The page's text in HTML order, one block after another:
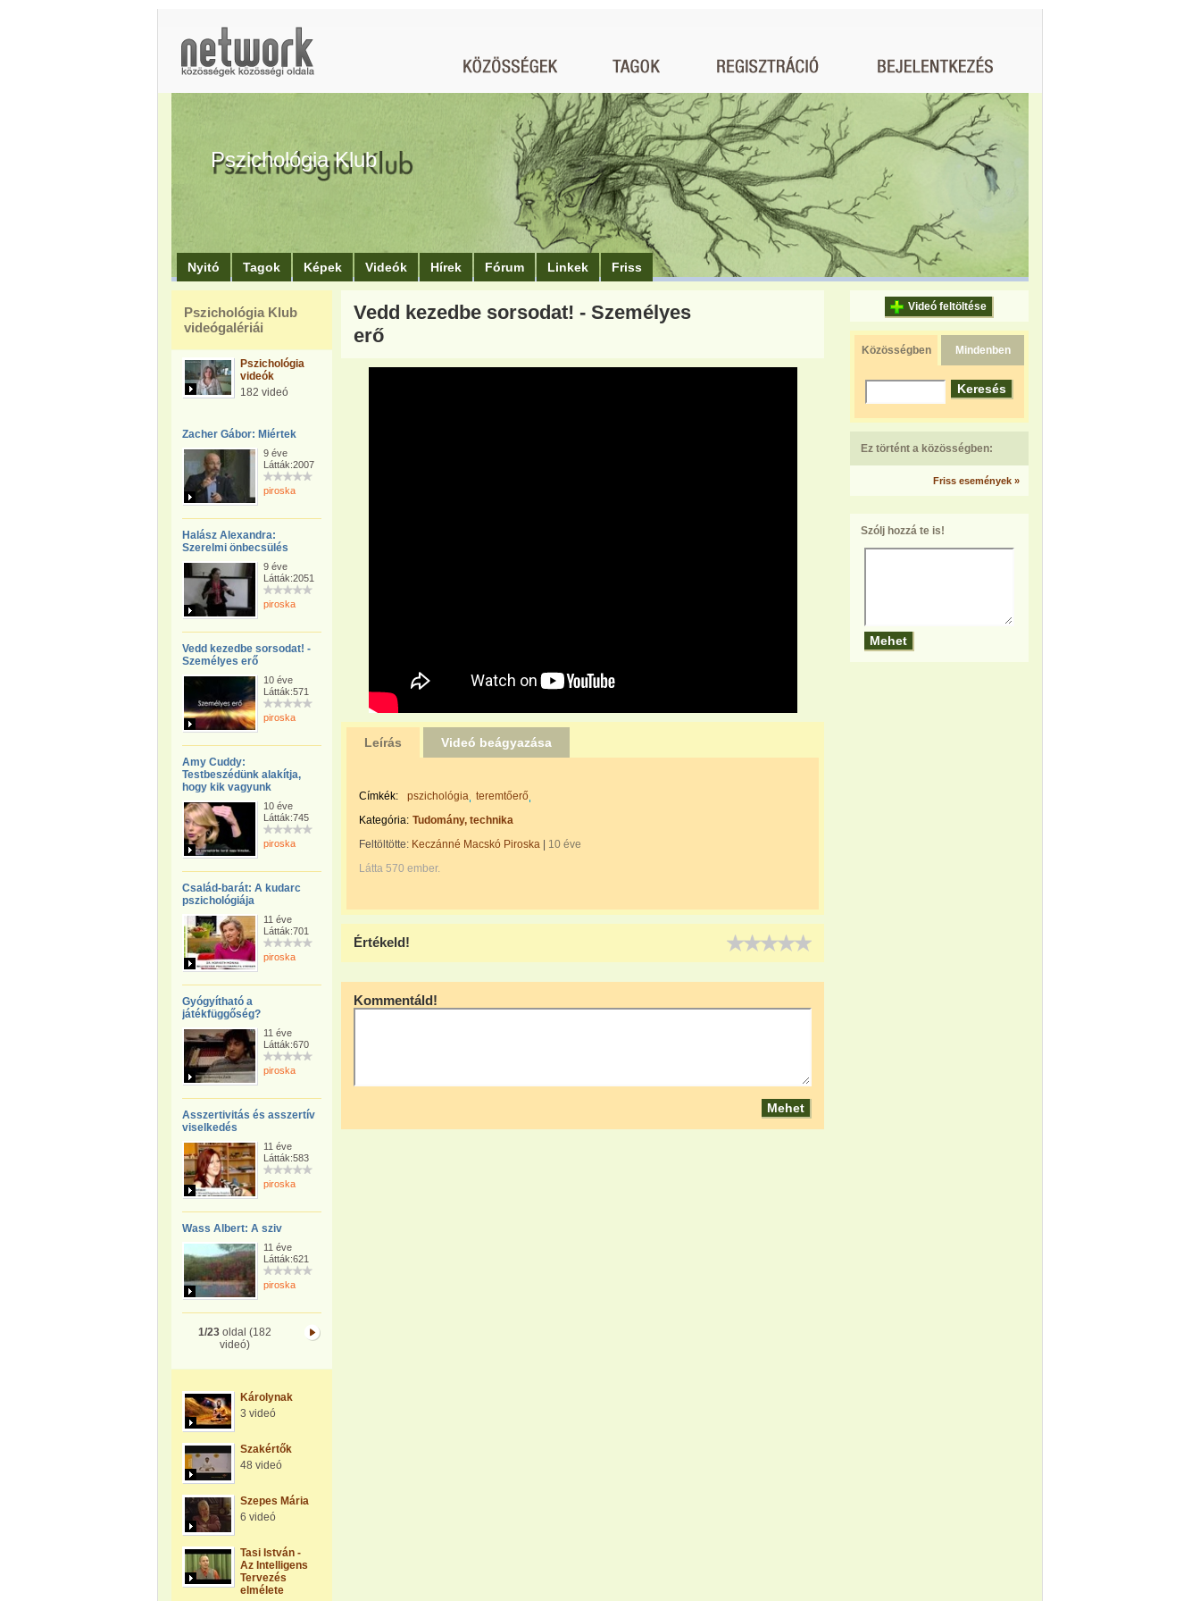
Pszichológia Klub
Nyitó Tagok Képek Videók Hírek Fórum Linkek Friss
Pszichológia Klub
videógalériái
Pszichológia
videók
182 videó
Zacher Gábor: Miértek
9 éve
Látták:2007
piroska
Halász Alexandra:
Szerelmi önbecsülés
9 éve
Látták:2051
piroska
Vedd kezedbe sorsodat! -
Személyes erő
10 éve
Látták:571
piroska
Amy Cuddy:
Testbeszédünk alakítja,
hogy kik vagyunk
10 éve
Látták:745
piroska
Család-barát: A kudarc
pszichológiája
11 éve
Látták:701
piroska
Gyógyítható a
játékfüggőség?
11 éve
Látták:670
piroska
Asszertivitás és asszertív
viselkedés
11 éve
Látták:583
piroska
Wass Albert: A sziv
11 éve
Látták:621
piroska
1/23 oldal (182
videó)
Károlynak
3 videó
Szakértők
48 videó
Szepes Mária
6 videó
Tasi István -
Az Intelligens
Tervezés
elmélete
Vedd kezedbe sorsodat! - Személyes
erő
Leírás Videó beágyazása
Címkék: pszichológia teremtőerő
Kategória: Tudomány, technika
Feltöltötte: Keczánné Macskó Piroska
10 éve
Látta 570 ember.
Értékeld!
Kommentáld!
Videó feltöltése
Közösségben Mindenben
Ez történt a közösségben:
Friss események »
Szólj hozzá te is!